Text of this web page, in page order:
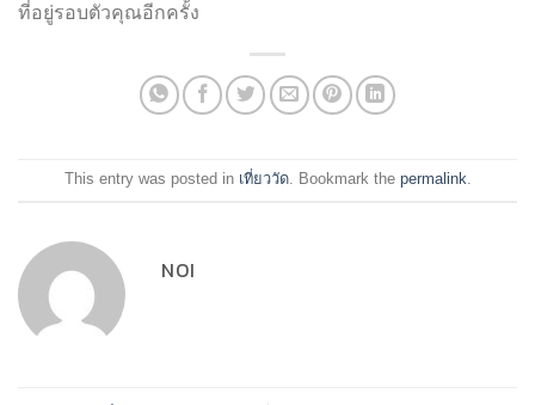
ที่อยู่รอบตัวคุณอีกครั้ง
This entry was posted in เที่ยววัด. Bookmark the permalink.
NOI